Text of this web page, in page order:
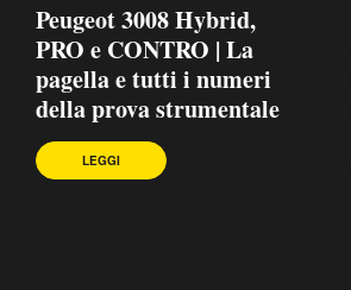
Peugeot 3008 Hybrid,
PRO e CONTRO | La
pagella e tutti i numeri
della prova strumentale
LEGGI